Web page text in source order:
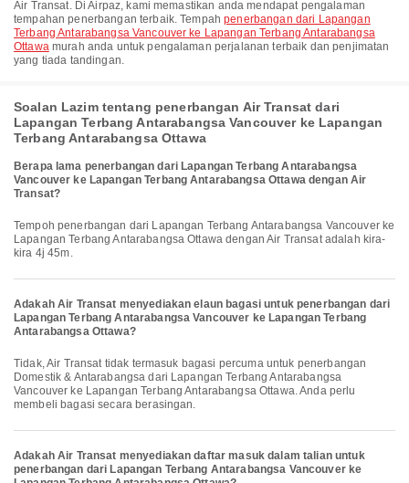
Air Transat. Di Airpaz, kami memastikan anda mendapat pengalaman
tempahan penerbangan terbaik. Tempahpenerbangan dari Lapangan
Terbang Antarabangsa Vancouver ke Lapangan Terbang Antarabangsa
Ottawamurah anda untuk pengalaman perjalanan terbaik dan penjimatan
yang tiada tandingan.
Soalan Lazim tentang penerbangan Air Transat dari
Lapangan Terbang Antarabangsa Vancouver ke Lapangan
Terbang Antarabangsa Ottawa
Berapa lama penerbangan dari Lapangan Terbang Antarabangsa
Vancouver ke Lapangan Terbang Antarabangsa Ottawa dengan Air
Transat?
Tempoh penerbangan dari Lapangan Terbang Antarabangsa Vancouver ke
Lapangan Terbang Antarabangsa Ottawa dengan Air Transat adalah kira-
kira 4j 45m.
Adakah Air Transat menyediakan elaun bagasi untuk penerbangan dari
Lapangan Terbang Antarabangsa Vancouver ke Lapangan Terbang
Antarabangsa Ottawa?
Tidak, Air Transat tidak termasuk bagasi percuma untuk penerbangan
Domestik & Antarabangsa dari Lapangan Terbang Antarabangsa
Vancouver ke Lapangan Terbang Antarabangsa Ottawa. Anda perlu
membeli bagasi secara berasingan.
Adakah Air Transat menyediakan daftar masuk dalam talian untuk
penerbangan dari Lapangan Terbang Antarabangsa Vancouver ke